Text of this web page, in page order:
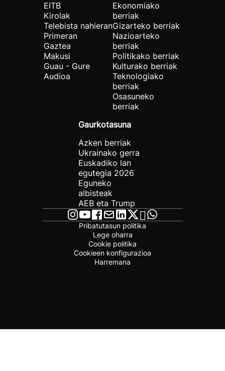
EITB
Kirolak
Telebista nahieran
Primeran
Gaztea
Makusi
Guau - Gure
Audioa
Ekonomiako
berriak
Gizarteko berriak
Nazioarteko
berriak
Politikako berriak
Kulturako berriak
Teknologiako
berriak
Osasuneko
berriak
Gaurkotasuna
Azken berriak
Ukrainako gerra
Euskadiko lan
egutegia 2026
Eguneko
albisteak
AEB eta Trump
Pribatutasun politika
Lege oharra
Cookie politika
Cookieen konfigurazioa
Harremana